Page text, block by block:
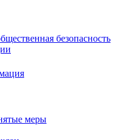
безопасность
меры